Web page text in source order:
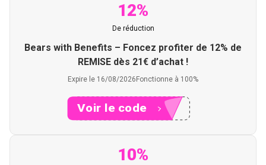
12%
De réduction
Bears with Benefits – Foncez profiter de 12% de
REMISE dès 21€ d’achat !
Expire le 16/08/2026 Fonctionne à 100%
XXXRS
Voir le code
10%